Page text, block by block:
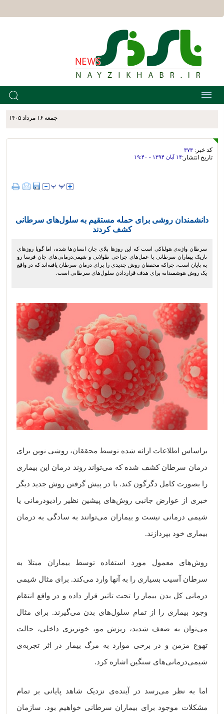
جمعه ۱۶ مرداد ۱۴۰۵
کد خبر: ۳۷۳
تاریخ انتشار:۱۴ آبان ۱۳۹۴ - ۱۹:۴۰
دانشمندان روشی برای حمله مستقیم به سلول‌های سرطانی
کشف کردند
سرطان واژه‌ی هولناکی است که این روزها بلای جان انسان‌ها شده، اما گویا روزهای
تاریک بیماران سرطانی با عمل‌های جراحی طولانی و شیمی‌درمانی‌های جان فرسا رو
به پایان است، چراکه محققان روش جدیدی را برای درمان سرطان یافته‌اند که در واقع
یک روش هوشمندانه برای هدف قراردادن سلول‌های سرطانی است.
براساس اطلاعات ارائه شده توسط محققان، روشی نوین برای
درمان سرطان کشف شده که می‌تواند روند درمان این بیماری
را بصورت کامل دگرگون کند. با در پیش گرفتن روش جدید دیگر
خبری از عوارض جانبی روش‌های پیشین نظیر رادیودرمانی یا
شیمی درمانی نیست و بیماران می‌توانند به سادگی به درمان
بیماری خود بپردازند.
روش‌های معمول مورد استفاده توسط بیماران مبتلا به
سرطان آسیب بسیاری را به آنها وارد می‌کند. برای مثال شیمی‌
درمانی کل بدن بیمار را تحت تاثیر قرار داده و در واقع انتقام
وجود بیماری را از تمام سلول‌های بدن می‌گیرند. برای مثال
می‌توان به ضعف شدید، ریزش مو، خونریزی داخلی، حالت
تهوع مزمن و در برخی موارد به مرگ بیمار در اثر تجربه‌ی
شیمی‌درمانی‌های سنگین اشاره کرد.
اما به نظر می‌رسد در آینده‌ی نزدیک شاهد پایانی بر تمام
مشکلات موجود برای بیماران سرطانی خواهیم بود. سازمان